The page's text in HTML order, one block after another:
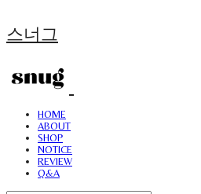
스너그
HOME
ABOUT
SHOP
NOTICE
REVIEW
Q&A